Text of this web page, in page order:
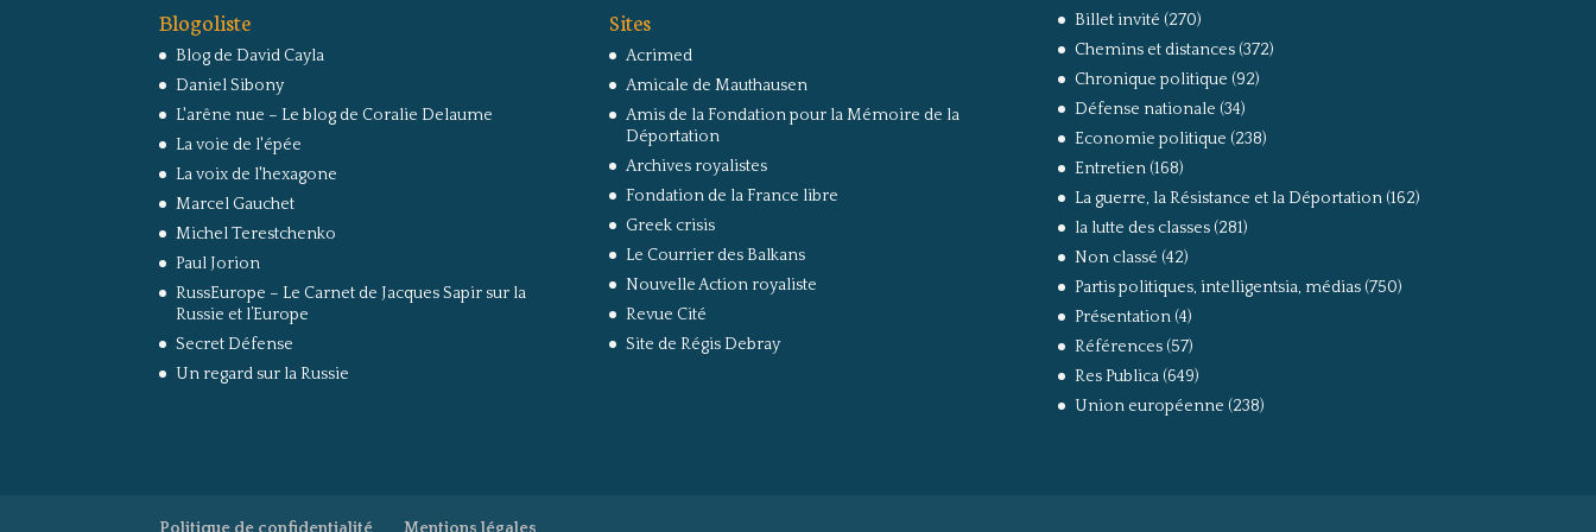
Blogoliste
Blog de David Cayla
Daniel Sibony
L'arêne nue – Le blog de Coralie Delaume
La voie de l'épée
La voix de l'hexagone
Marcel Gauchet
Michel Terestchenko
Paul Jorion
RussEurope – Le Carnet de Jacques Sapir sur la
Russie et l’Europe
Secret Défense
Un regard sur la Russie
Sites
Acrimed
Amicale de Mauthausen
Amis de la Fondation pour la Mémoire de la
Déportation
Archives royalistes
Fondation de la France libre
Greek crisis
Le Courrier des Balkans
Nouvelle Action royaliste
Revue Cité
Site de Régis Debray
Billet invité (270)
Chemins et distances(372)
Chronique politique (92)
Défense nationale (34)
Economie politique (238)
Entretien(168)
La guerre, la Résistance et la Déportation(162)
la lutte des classes(281)
Non classé (42)
Partis politiques, intelligentsia, médias(750)
Présentation(4)
Références(57)
Res Publica(649)
Union européenne (238)
Politique de confidentialité Mentions légales